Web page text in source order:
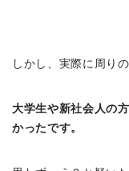
しかし、実際に周り
大学生や新社会人の
かったです。